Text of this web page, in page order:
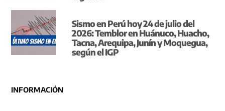
Sismo en Perú hoy 24 de julio del
2026: Temblor en Huánuco, Huacho,
Tacna, Arequipa, Junín y Moquegua,
según el IGP
INFORMACIÓN